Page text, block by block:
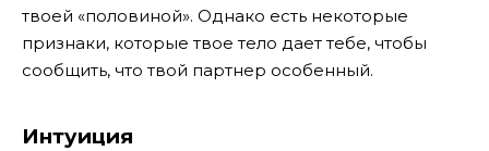
твоей «половиной». Однако есть некоторые
признаки, которые твое тело дает тебе, чтобы
сообщить, что твой партнер особенный.
Интуиция